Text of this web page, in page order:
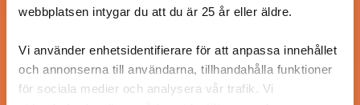
webbplatsen intygar du att du är 25 år eller äldre.
Vi använder enhetsidentifierare för att anpassa innehållet
och annonserna till användarna, tillhandahålla funktioner
för sociala medier och analysera vår trafik. Vi